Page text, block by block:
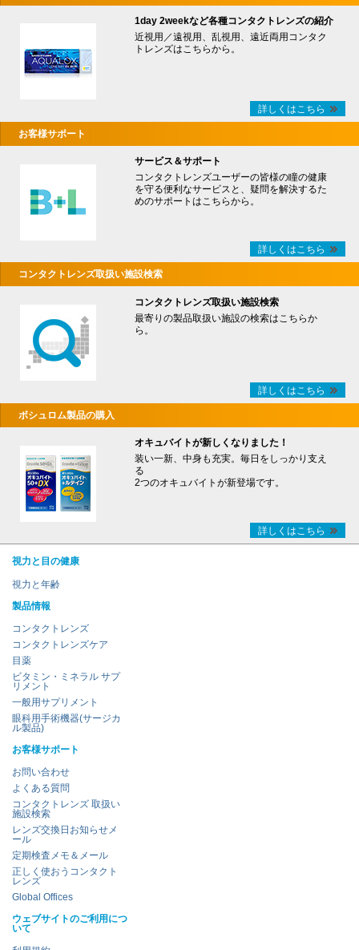
1day 2weekなど各種コンタクトレンズの紹介
近視用／遠視用、乱視用、遠近両用コンタク
トレンズはこちらから。
詳しくはこちら
お客様サポート
サービス＆サポート
コンタクトレンズユーザーの皆様の瞳の健康
を守る便利なサービスと、疑問を解決するた
めのサポートはこちらから。
詳しくはこちら
コンタクトレンズ取扱い施設検索
コンタクトレンズ取扱い施設検索
最寄りの製品取扱い施設の検索はこちらか
ら。
詳しくはこちら
ボシュロム製品の購入
オキュバイトが新しくなりました！
装い一新、中身も充実。毎日をしっかり支え
る
2つのオキュバイトが新登場です。
詳しくはこちら
視力と目の健康
視力と年齢
製品情報
コンタクトレンズ
コンタクトレンズケア
目薬
ビタミン・ミネラル サプ
リメント
一般用サプリメント
眼科用手術機器(サージカ
ル製品)
お客様サポート
お問い合わせ
よくある質問
コンタクトレンズ 取扱い
施設検索
レンズ交換日お知らせメ
ール
定期検査メモ＆メール
正しく使おうコンタクト
レンズ
Global Offices
ウェブサイトのご利用につ
いて